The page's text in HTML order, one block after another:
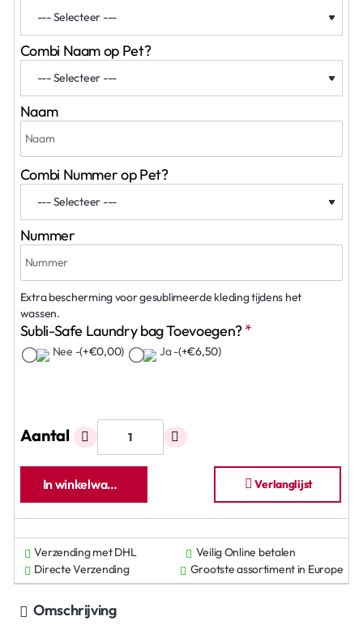
Combi Naam op Pet?
Naam
Combi Nummer op Pet?
Nummer
Extra bescherming voor gesublimeerde kleding tijdens het
wassen.
Subli-Safe Laundry bag Toevoegen?
Nee -(+€0,00) Ja -(+€6,50)
Aantal
In winkelwagen Verlanglijst
Verzending met DHL
Veilig Online betalen
Directe Verzending
Grootste assortiment in Europe
Omschrijving